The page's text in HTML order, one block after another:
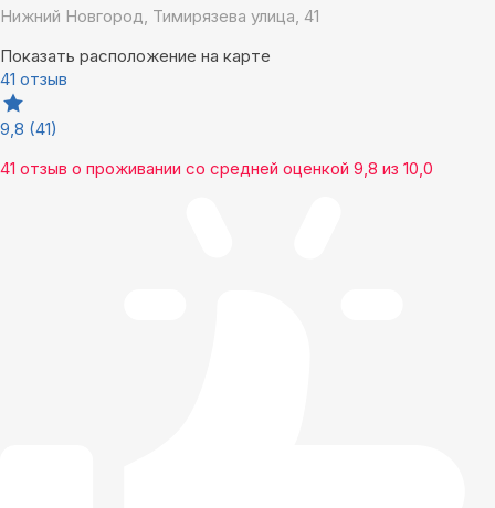
Нижний Новгород, Тимирязева улица, 41
Показать расположение на карте
41 отзыв
9,8 (41)
41 отзыв о проживании со средней оценкой 9,8 из 10,0